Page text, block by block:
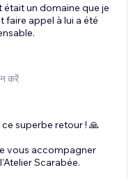
un domaine que je
faire appel à lui a été
करें
superbe retour ! 🙏
vous accompagner
Scarabée.